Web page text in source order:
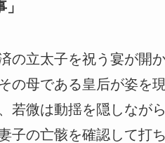
の立太子を祝う宴が開
の母である皇后が姿を
若微は動揺を隠しなが
子の亡骸を確認して打